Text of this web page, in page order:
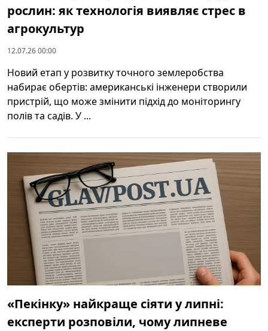
рослин: як технологія виявляє стрес в
агрокультур
12.07.26 00:00
Новий етап у розвитку точного землеробства
набирає обертів: американські інженери створили
пристрій, що може змінити підхід до моніторингу
полів та садів. У ...
«Пекінку» найкраще сіяти у липні:
експерти розповіли, чому липневе